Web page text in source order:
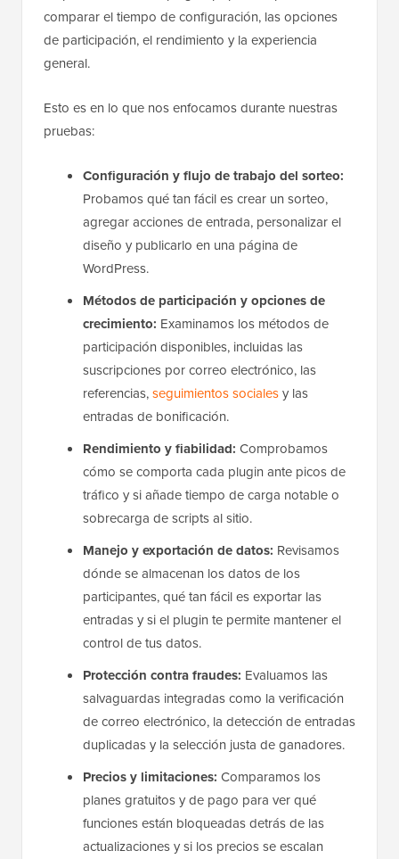
comparar el tiempo de configuración, las opciones
de participación, el rendimiento y la experiencia
general.
Esto es en lo que nos enfocamos durante nuestras
pruebas:
Configuración y flujo de trabajo del sorteo:
Probamos qué tan fácil es crear un sorteo,
agregar acciones de entrada, personalizar el
diseño y publicarlo en una página de
WordPress.
Métodos de participación y opciones de
crecimiento: Examinamos los métodos de
participación disponibles, incluidas las
suscripciones por correo electrónico, las
referencias,seguimientos socialesy las
entradas de bonificación.
Rendimiento y fiabilidad: Comprobamos
cómo se comporta cada plugin ante picos de
tráfico y si añade tiempo de carga notable o
sobrecarga de scripts al sitio.
Manejo y exportación de datos: Revisamos
dónde se almacenan los datos de los
participantes, qué tan fácil es exportar las
entradas y si el plugin te permite mantener el
control de tus datos.
Protección contra fraudes: Evaluamos las
salvaguardas integradas como la verificación
de correo electrónico, la detección de entradas
duplicadas y la selección justa de ganadores.
Precios y limitaciones: Comparamos los
planes gratuitos y de pago para ver qué
funciones están bloqueadas detrás de las
actualizaciones y si los precios se escalan